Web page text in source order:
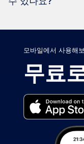
모바일에서 사용해
무료